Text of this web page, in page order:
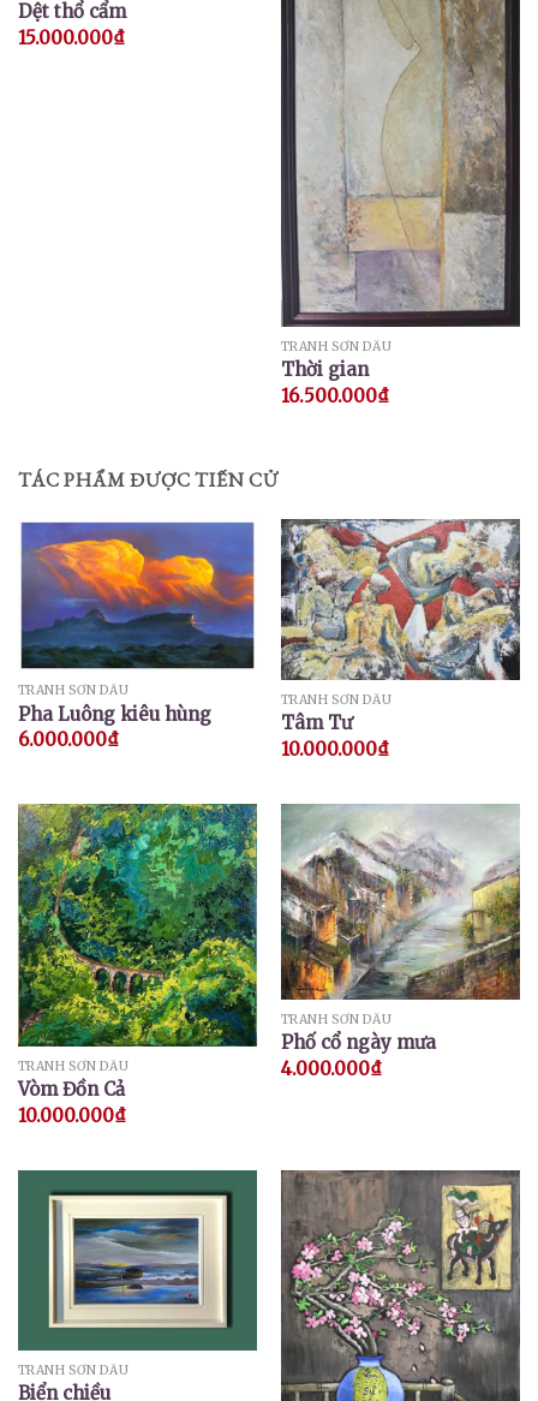
Dệt thổ cẩm
15.000.000₫
TRANH SƠN DẦU
Thời gian
16.500.000₫
TÁC PHẨM ĐƯỢC TIẾN CỬ
TRANH SƠN DẦU
Pha Luông kiêu hùng
6.000.000₫
TRANH SƠN DẦU
Tâm Tư
10.000.000₫
TRANH SƠN DẦU
Vòm Đồn Cả
10.000.000₫
TRANH SƠN DẦU
Phố cổ ngày mưa
4.000.000₫
TRANH SƠN DẦU
Biển chiều